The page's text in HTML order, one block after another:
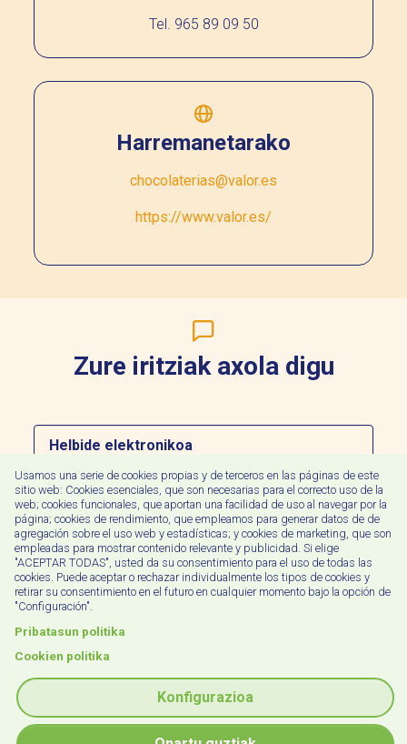
Tel. 965 89 09 50
Harremanetarako
chocolaterias@valor.es
https://www.valor.es/
Zure iritziak axola digu
Helbide
elektronikoa
Idatzi
zure
iritzia
Irakurri dut eta onartzen dut
politika
Bidali
Usamos una serie de cookies propias y de terceros en las páginas de este
sitio web: Cookies esenciales, que son necesarias para el correcto uso de la
web; cookies funcionales, que aportan una facilidad de uso al navegar por la
página; cookies de rendimiento, que empleamos para generar datos de de
agregación sobre el uso web y estadísticas; y cookies de marketing, que son
empleadas para mostrar contenido relevante y publicidad. Si elige
"ACEPTAR TODAS", usted da su consentimiento para el uso de todas las
cookies. Puede aceptar o rechazar individualmente los tipos de cookies y
retirar su consentimiento en el futuro en cualquier momento bajo la opción de
"Configuración".
Pribatasun politika
Cookien politika
Konfigurazioa